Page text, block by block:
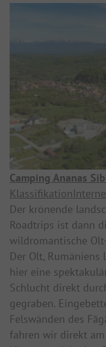
Camping Ananas
Klassifikation
Der krönende
Roadtrips ist dann
wildromantische
Der Olt, Rumäniens
hier eine
Schlucht direkt
gegraben.
Felswänden des
fahren wir direkt